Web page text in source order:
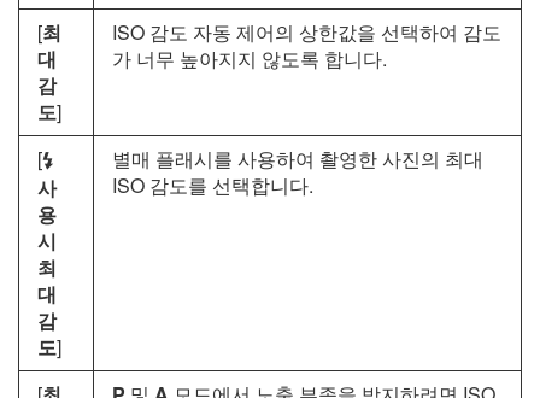
[최
대
감
도]
ISO 감도 자동 제어의 상한값을 선택하여 감도
가 너무 높아지지 않도록 합니다.
[c
사
용
시
최
대
감
도]
별매 플래시를 사용하여 촬영한 사진의 최대
ISO 감도를 선택합니다.